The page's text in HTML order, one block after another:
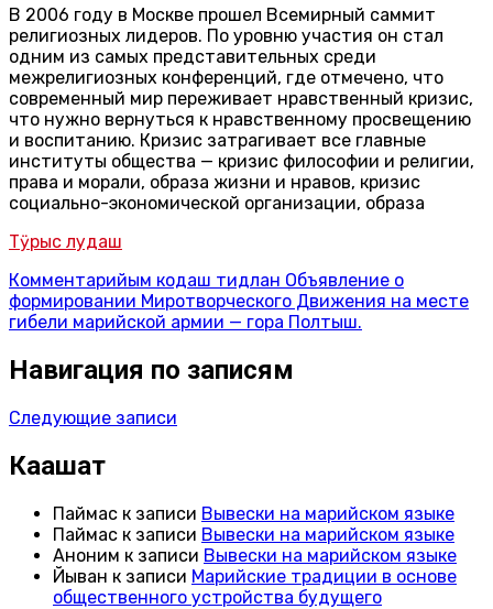
В 2006 году в Москве прошел Всемирный саммит
религиозных лидеров. По уровню участия он стал
одним из самых представительных среди
межрелигиозных конференций, где отмечено, что
современный мир переживает нравственный кризис,
что нужно вернуться к нравственному просвещению
и воспитанию. Кризис затрагивает все главные
институты общества — кризис философии и религии,
права и морали, образа жизни и нравов, кризис
социально-экономической организации, образа
Тӱрыс лудаш
Комментарийым кодаш тидлан Объявление о
формировании Миротворческого Движения на месте
гибели марийской армии — гора Полтыш.
Навигация по записям
Следующие записи
Каҥашат
Паймас к записи Вывески на марийском языке
Паймас к записи Вывески на марийском языке
Аноним к записи Вывески на марийском языке
Йыван к записи Марийские традиции в основе
общественного устройства будущего